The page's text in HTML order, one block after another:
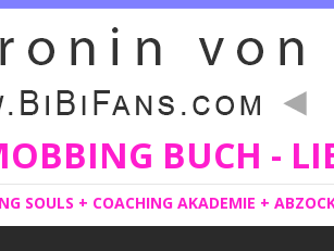
BUCH -
SOULS + COACHING AKADEMIE +